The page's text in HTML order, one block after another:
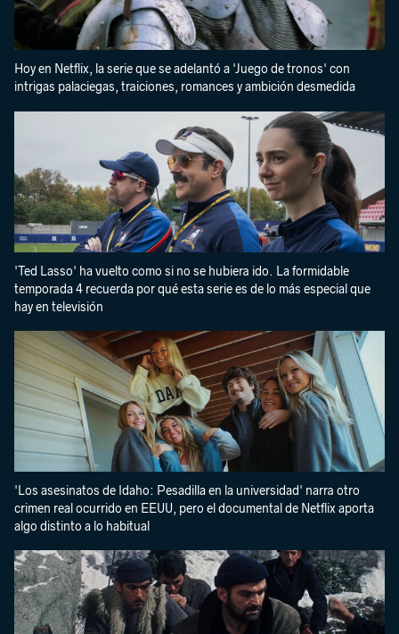
Hoy en Netflix, la serie que se adelantó a 'Juego de tronos' con
intrigas palaciegas, traiciones, romances y ambición desmedida
'Ted Lasso' ha vuelto como si no se hubiera ido. La formidable
temporada 4 recuerda por qué esta serie es de lo más especial que
hay en televisión
'Los asesinatos de Idaho: Pesadilla en la universidad' narra otro
crimen real ocurrido en EEUU, pero el documental de Netflix aporta
algo distinto a lo habitual